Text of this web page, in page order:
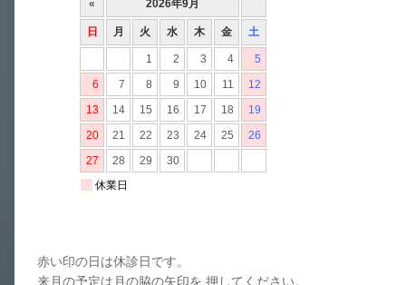
赤い印の日は休診日です。
来月の予定は月の脇の矢印を 押してください。